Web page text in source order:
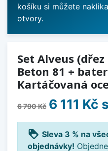
košíku si můžete
otvory.
Set Alveus
Beton 81 +
Kartáčovaná
6 790 Kč 6 111 Kč
loyalty Sleva 3 % na
objednávky!